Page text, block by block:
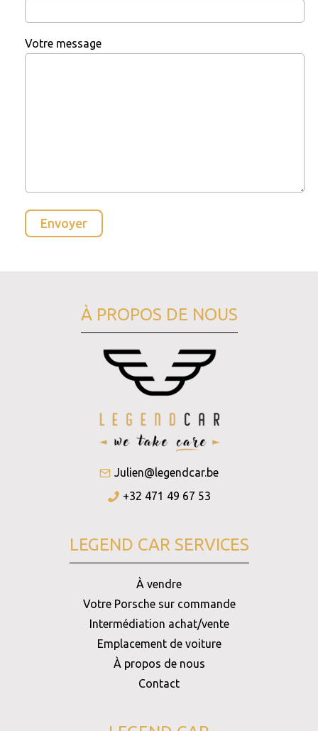
Votre message
À PROPOS DE NOUS
Julien@legendcar.be
+32 471 49 67 53
LEGEND CAR SERVICES
À vendre
Votre Porsche sur commande
Intermédiation achat/vente
Emplacement de voiture
À propos de nous
Contact